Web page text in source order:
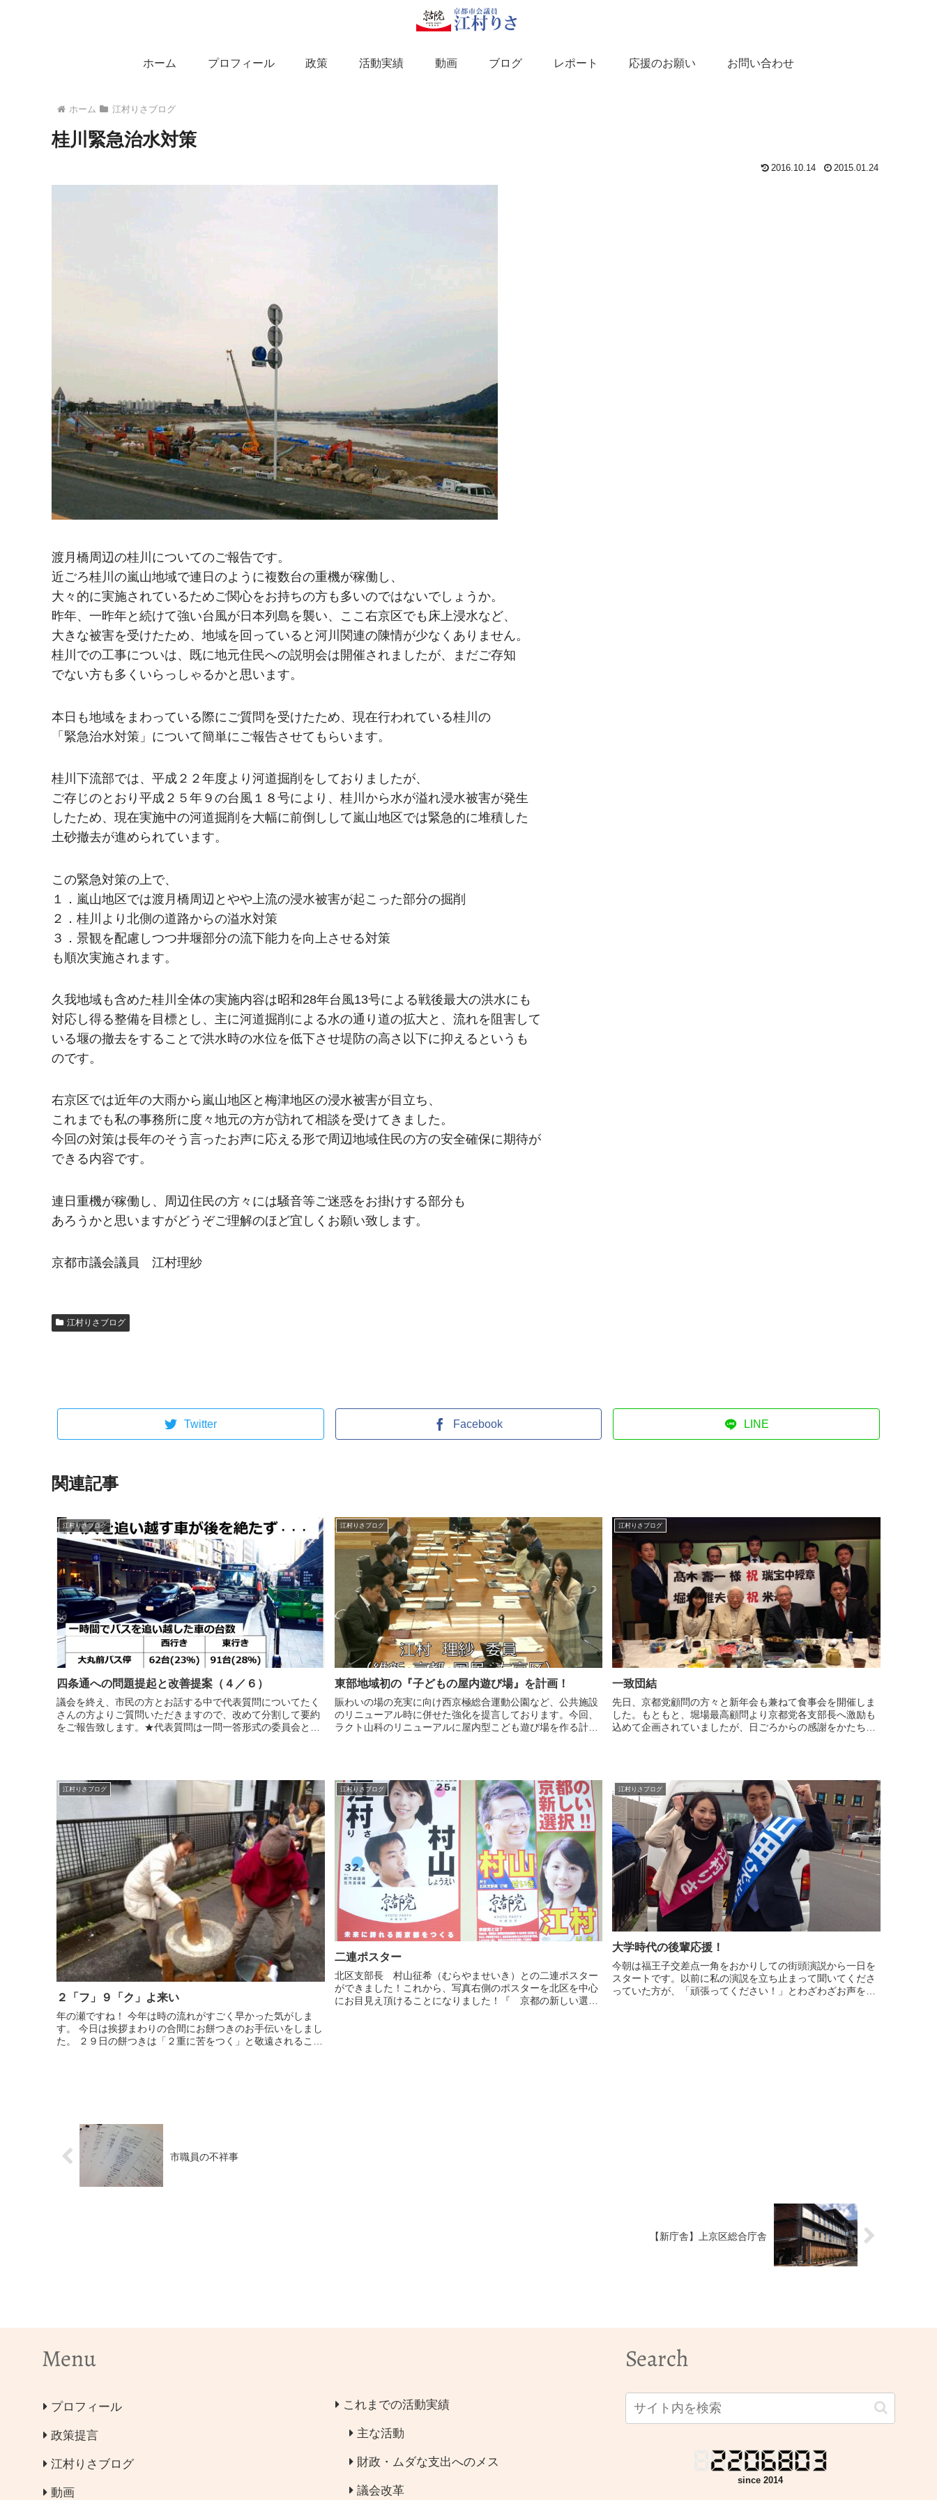
ホーム プロフィール 政策 活動実績 動画 ブログ レポート 応援のお願い お問い合わせ
ホーム 江村りさブログ
桂川緊急治水対策
2016.10.14 2015.01.24
渡月橋周辺の桂川についてのご報告です。
近ごろ桂川の嵐山地域で連日のように複数台の重機が稼働し、
大々的に実施されているためご関心をお持ちの方も多いのではないでしょうか。
昨年、一昨年と続けて強い台風が日本列島を襲い、ここ右京区でも床上浸水など、
大きな被害を受けたため、地域を回っていると河川関連の陳情が少なくありません。
桂川での工事についは、既に地元住民への説明会は開催されましたが、まだご存知
でない方も多くいらっしゃるかと思います。
本日も地域をまわっている際にご質問を受けたため、現在行われている桂川の
「緊急治水対策」について簡単にご報告させてもらいます。
桂川下流部では、平成２２年度より河道掘削をしておりましたが、
ご存じのとおり平成２５年９の台風１８号により、桂川から水が溢れ浸水被害が発生
したため、現在実施中の河道掘削を大幅に前倒しして嵐山地区では緊急的に堆積した
土砂撤去が進められています。
この緊急対策の上で、
１．嵐山地区では渡月橋周辺とやや上流の浸水被害が起こった部分の掘削
２．桂川より北側の道路からの溢水対策
３．景観を配慮しつつ井堰部分の流下能力を向上させる対策
も順次実施されます。
久我地域も含めた桂川全体の実施内容は昭和28年台風13号による戦後最大の洪水にも
対応し得る整備を目標とし、主に河道掘削による水の通り道の拡大と、流れを阻害して
いる堰の撤去をすることで洪水時の水位を低下させ堤防の高さ以下に抑えるというも
のです。
右京区では近年の大雨から嵐山地区と梅津地区の浸水被害が目立ち、
これまでも私の事務所に度々地元の方が訪れて相談を受けてきました。
今回の対策は長年のそう言ったお声に応える形で周辺地域住民の方の安全確保に期待が
できる内容です。
連日重機が稼働し、周辺住民の方々には騒音等ご迷惑をお掛けする部分も
あろうかと思いますがどうぞご理解のほど宜しくお願い致します。
京都市議会議員 江村理紗
江村りさブログ
Twitter Facebook LINE
関連記事
江村りさブログ
四条通への問題提起と改善提案（４／６）
議会を終え、市民の方とお話する中で代表質問についてたく
さんの方よりご質問いただきますので、改めて分割して要約
をご報告致します。★代表質問は一問一答形式の委員会とは
江村りさブログ
東部地域初の『子どもの屋内遊び場』を計画！
賑わいの場の充実に向け西京極総合運動公園など、公共施設
のリニューアル時に併せた強化を提言しております。今回、
ラクト山科のリニューアルに屋内型こども遊び場を作る計画
江村りさブログ
一致団結
先日、京都党顧問の方々と新年会も兼ねて食事会を開催しま
した。もともと、堀場最高顧問より京都党各支部長へ激励も
込めて企画されていましたが、日ごろからの感謝をかたちに
江村りさブログ
２「フ」９「ク」よ来い
年の瀬ですね！ 今年は時の流れがすごく早かった気がしま
す。 今日は挨拶まわりの合間にお餅つきのお手伝いをしまし
た。 ２９日の餅つきは「２重に苦をつく」と敬遠されること
江村りさブログ
二連ポスター
北区支部長 村山征希（むらやませいき）との二連ポスター
ができました！これから、写真右側のポスターを北区を中心
にお目見え頂けることになりました！『 京都の新しい選
江村りさブログ
大学時代の後輩応援！
今朝は福王子交差点一角をおかりしての街頭演説から一日を
スタートです。以前に私の演説を立ち止まって聞いてくださ
っていた方が、「頑張ってください！」とわざわざお声を掛
市職員の不祥事
【新庁舎】上京区総合庁舎
Menu
プロフィール
政策提言
江村りさブログ
動画
これまでの活動実績
主な活動
財政・ムダな支出へのメス
議会改革
Search
since 2014